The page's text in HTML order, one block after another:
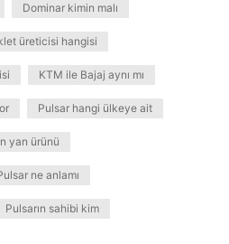
Dominar kimin malı
üreticisi hangisi
KTM ile Bajaj aynı mı
Pulsar hangi ülkeye ait
yan ürünü
ne anlamı
Pulsarın sahibi kim